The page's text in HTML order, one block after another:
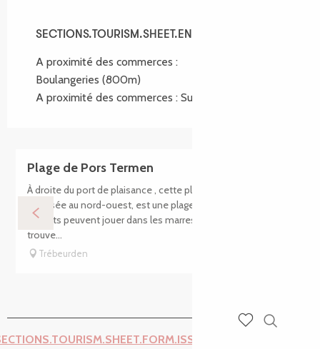
SECTIONS.TOURISM.SHEET.ENVIRONMENT
SECTIONS.TOURISM.SHEET.ENVIRONMENT
A proximité des commerces :
Boulangeries (800m)
A proximité des commerces : Supermarché
Plage de Pors Termen
À droite du port de plaisance , cette plage de sable fin
exposée au nord-ouest, est une plage familiale où les
enfants peuvent jouer dans les marres à marée basse. On y
trouve...
Trébeurden